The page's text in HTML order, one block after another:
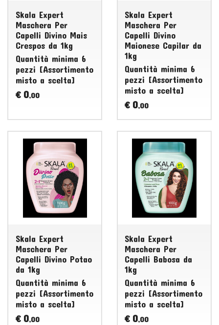
Skala Expert
Maschera Per
Capelli Divino Mais
Crespos da 1kg
Quantità minima 6
pezzi [Assortimento
misto a scelta]
€ 0,00
Skala Expert
Maschera Per
Capelli Divino
Maionese Capilar da
1kg
Quantità minima 6
pezzi [Assortimento
misto a scelta]
€ 0,00
Skala Expert
Maschera Per
Capelli Divino Potao
da 1kg
Quantità minima 6
pezzi [Assortimento
misto a scelta]
€ 0,00
Skala Expert
Maschera Per
Capelli Babosa da
1kg
Quantità minima 6
pezzi [Assortimento
misto a scelta]
€ 0,00